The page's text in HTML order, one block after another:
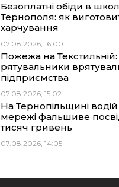
Безоплатні обіди в
Тернополя: як
харчування
07.08.2026, 16:00
Пожежа на Текстильній:
рятувальники
підприємства
07.08.2026, 15:02
На Тернопільщині
мережі фальшиве
тисяч гривень
07.08.2026, 14:05